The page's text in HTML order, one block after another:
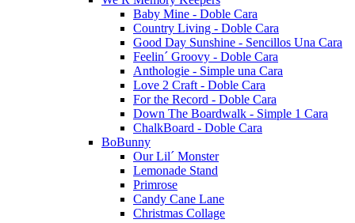
Baby Mine - Doble Cara
Country Living - Doble Cara
Good Day Sunshine - Sencillos Una Cara
Feelin´ Groovy - Doble Cara
Anthologie - Simple una Cara
Love 2 Craft - Doble Cara
For the Record - Doble Cara
Down The Boardwalk - Simple 1 Cara
ChalkBoard - Doble Cara
BoBunny
Our Lil´ Monster
Lemonade Stand
Primrose
Candy Cane Lane
Christmas Collage